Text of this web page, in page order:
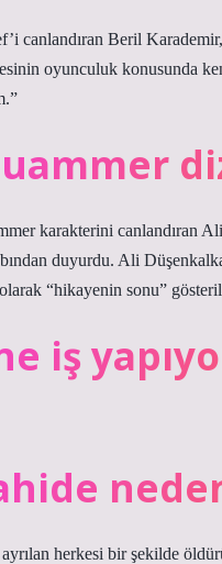
canlandıran Beril
oyunculuk konusunda
karakterini canlandıran
duyurdu. Ali
“hikayenin sonu”
iş
herkesi bir şekilde